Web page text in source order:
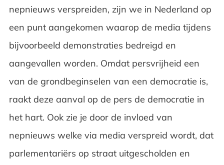
nepnieuws verspreiden, zijn we in Nederland op
een punt aangekomen waarop de media tijdens
bijvoorbeeld demonstraties bedreigd en
aangevallen worden. Omdat persvrijheid een
van de grondbeginselen van een democratie is,
raakt deze aanval op de pers de democratie in
het hart. Ook zie je door de invloed van
nepnieuws welke via media verspreid wordt, dat
parlementariërs op straat uitgescholden en